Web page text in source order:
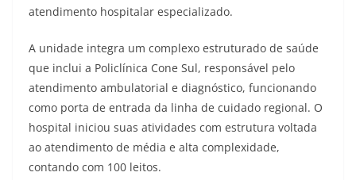
atendimento hospitalar especializado.
A unidade integra um complexo estruturado de saúde
que inclui a Policlínica Cone Sul, responsável pelo
atendimento ambulatorial e diagnóstico, funcionando
como porta de entrada da linha de cuidado regional. O
hospital iniciou suas atividades com estrutura voltada
ao atendimento de média e alta complexidade,
contando com 100 leitos.